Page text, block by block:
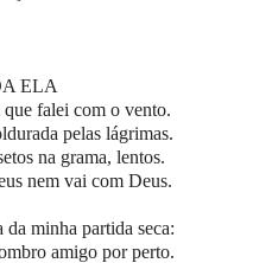
ELA
falei com o vento.
pelas lágrimas.
na grama, lentos.
nem vai com Deus.
minha partida seca:
amigo por perto.